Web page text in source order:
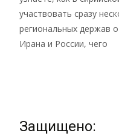
участвовать сразу
региональных держав
Ирана и России, чего
Защищено: